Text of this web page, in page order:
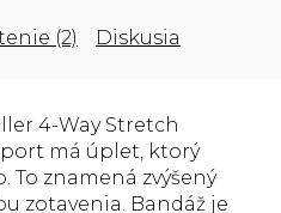
(2) Diskusia
4-Way Stretch
má úplet, ktorý
To znamená zvýšený
zotavenia. Bandáž je